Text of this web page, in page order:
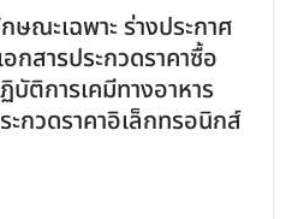
ณะเฉพาะ ร่างประกาศ
กสารประกวดราคาซื้อ
ติการเคมีทางอาหาร
กวดราคาอิเล็กทรอนิกส์